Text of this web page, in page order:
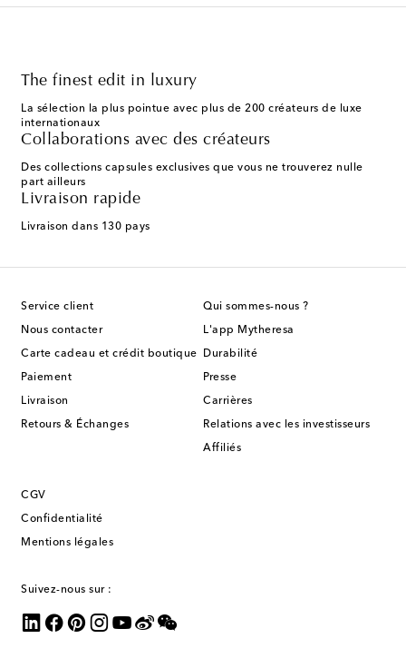
The finest edit in luxury
La sélection la plus pointue avec plus de 200 créateurs de luxe
internationaux
Collaborations avec des créateurs
Des collections capsules exclusives que vous ne trouverez nulle
part ailleurs
Livraison rapide
Livraison dans 130 pays
Service client
Nous contacter
Carte cadeau et crédit boutique
Paiement
Livraison
Retours & Échanges
Qui sommes-nous ?
L'app Mytheresa
Durabilité
Presse
Carrières
Relations avec les investisseurs
Affiliés
CGV
Confidentialité
Mentions légales
Suivez-nous sur :